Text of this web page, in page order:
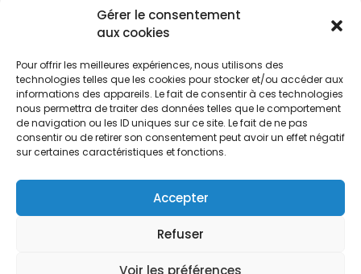
Gérer le consentement
aux cookies
Pour offrir les meilleures expériences, nous utilisons des
technologies telles que les cookies pour stocker et/ou accéder aux
informations des appareils. Le fait de consentir à ces technologies
nous permettra de traiter des données telles que le comportement
de navigation ou les ID uniques sur ce site. Le fait de ne pas
consentir ou de retirer son consentement peut avoir un effet négatif
sur certaines caractéristiques et fonctions.
Accepter
Refuser
Voir les préférences
Nous joindre
Tél. 450 546-2703
Restez informés
Abonnez-vous aux alertes municipales
Je m'abonne